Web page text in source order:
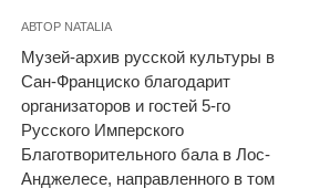
АВТОР NATALIA
Музей-архив русской культуры в
Сан-Франциско благодарит
организаторов и гостей 5-го
Русского Имперского
Благотворительного бала в Лос-
Анджелесе, направленного в том